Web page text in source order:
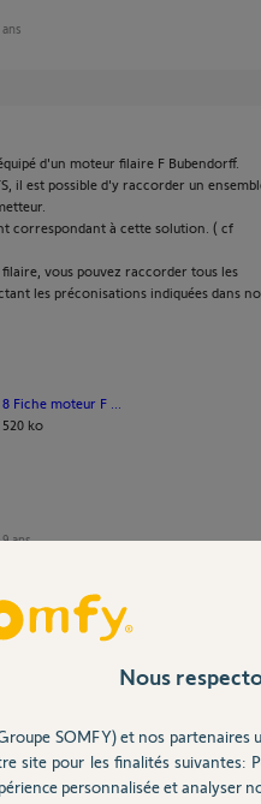
d'un moteur filaire F Bubendorff.
il est possible d'y raccorder un
correspondant à cette solution. ( cf
vous pouvez raccorder tous les
les préconisations indiquées dans
8 Fiche moteur F ...
520 ko
9 ans
ait pas fourni des moteurs Somfy, je
installateur.
sur un moteur filaire Bubendorff,
volet roulant Somfy afin de piloter
Somfy.
Nous
SOMFY) et nos partenaires
site pour les finalités suivantes:
personnalisée et analyser